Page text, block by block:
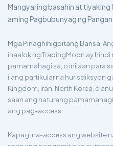
Mangyaring basahin at
aming Pagbubunyag ng
Mga Pinaghihigpitang Bansa:
inaalok ng TradingMoon ay hindi
pamamahagi sa, o inilaan para
ilang partikular na hurisdiksyon
Kingdom, Iran, North Korea, o
saan ang naturang
ang pag-access.
Kapag ina-access ang website